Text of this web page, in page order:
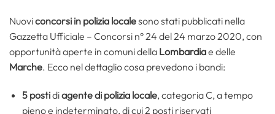
Nuoviconcorsi in polizia localesono stati pubblicati nella
Gazzetta Ufficiale – Concorsi n° 24 del 24 marzo 2020, con
opportunità aperte in comuni della Lombardiae delle
Marche. Ecco nel dettaglio cosa prevedono i bandi:
5 postidiagente di polizia locale, categoria C, a tempo
pieno e indeterminato, di cui 2 posti riservati